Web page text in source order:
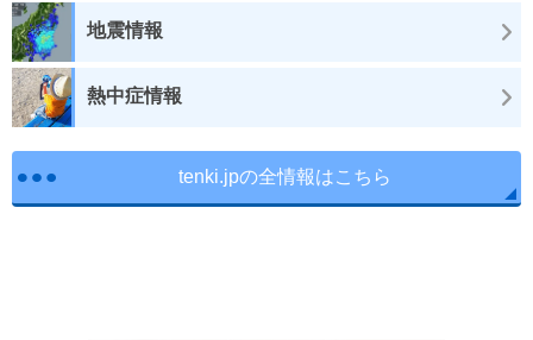
地震情報
熱中症情報
tenki.jpの全情報はこちら